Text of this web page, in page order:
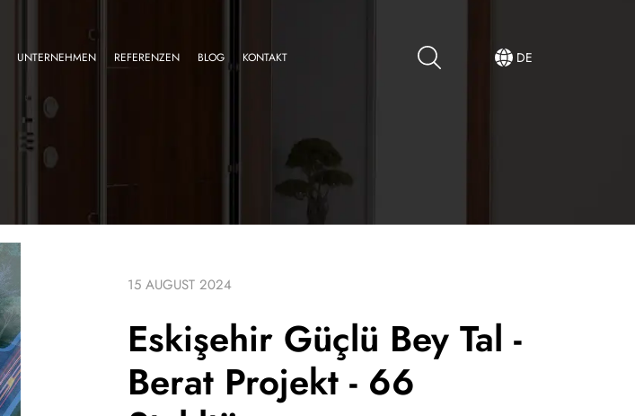
UNTERNEHMEN REFERENZEN BLOG KONTAKT DE
15 AUGUST 2024
Eskişehir Güçlü Bey Tal -
Berat Projekt - 66